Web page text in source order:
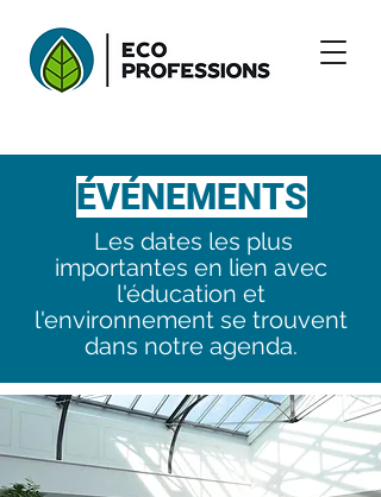
ÉVÉNEMENTS
Les dates les plus
importantes en lien avec
l'éducation et
l'environnement se trouvent
dans notre agenda.